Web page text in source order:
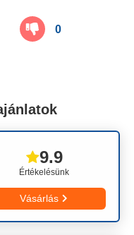
0
Értékelésünk
9.9
Vásárlás